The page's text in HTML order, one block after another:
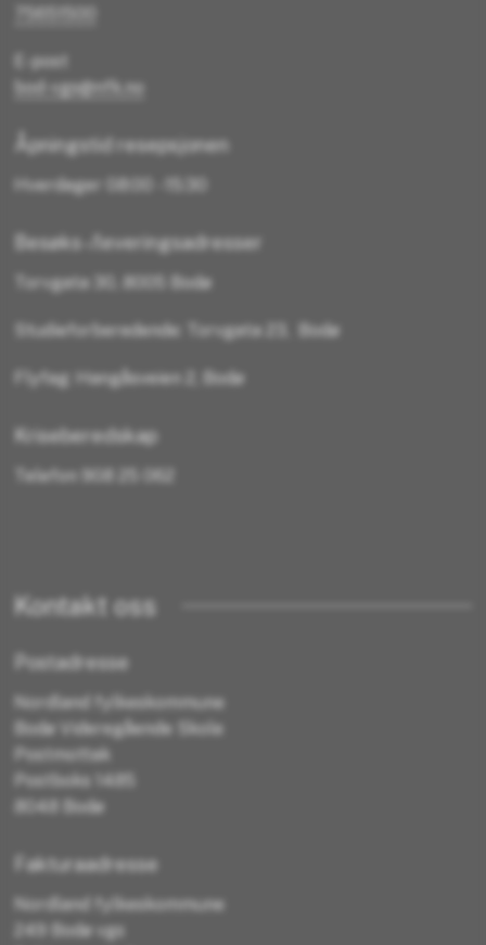
E-post
bod-vgs@nfk.no
Åpningstid resepsjonen
Hverdager 08:00 - 15:30
Besøks-/leveringsadresser
Torvgata 30, 8005 Bodø
Studieforberedende: Torvgata 23, Bodø
Flyfag: Hangåsveien 2, Bodø
Kriseberedskap
Telefon 908 25 062
Kontakt oss
Postadresse
Nordland fylkeskommune
Bodø Videregående Skole
Postmottak
Postboks 1485
8048 Bodø
Fakturaadresse
Nordland fylkeskommune
249 Bodø vgs